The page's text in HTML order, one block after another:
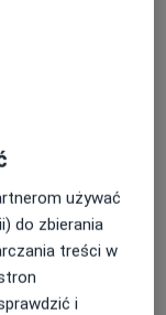
używać
do zbierania
treści w
i